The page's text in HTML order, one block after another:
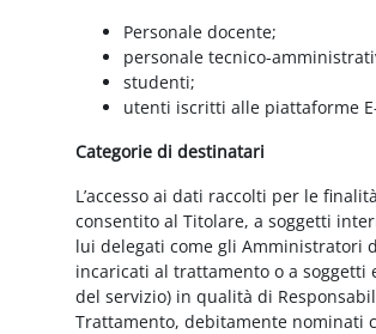
Personale docente;
personale tecnico-
studenti;
utenti iscritti alle piattaforme
Categorie di destinatari
L’accesso ai dati raccolti per le
consentito al Titolare, a soggetti
lui delegati come gli Amministratori
incaricati al trattamento o a soggetti
del servizio) in qualità di
Trattamento, debitamente nominati